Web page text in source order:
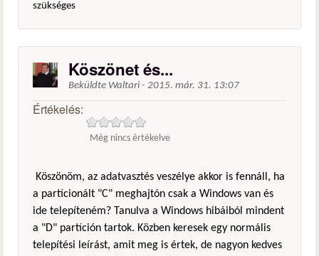
szükséges
Köszönet és...
Beküldte Waltari - 2015. már. 31. 13:07
Értékelés:
Még nincs értékelve
Köszönöm, az adatvasztés veszélye akkor is fennáll, ha
a partícionált "C" meghajtón csak a Windows van és
ide telepíteném? Tanulva a Windows hibáiból mindent
a "D" partíción tartok. Közben keresek egy normális
telepítési leírást, amit meg is értek, de nagyon kedves